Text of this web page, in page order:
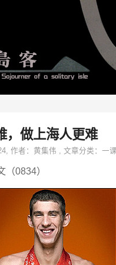
，做上海人更难
, 作者： 黄集伟 , 文章分类： 一
（0834）